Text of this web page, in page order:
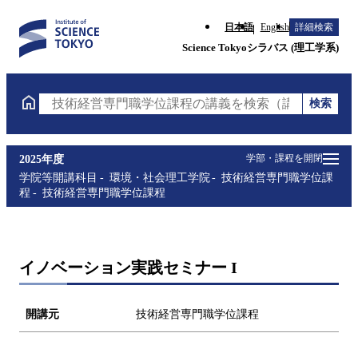
日本語 English 詳細検索
Science Tokyoシラバス (理工学系)
技術経営専門職学位課程の講義を検索（講義名・科
検索
学部・課程を開閉
2025年度
学院等開講科目
環境・社会理工学院
技術経営専門職学位課
程
技術経営専門職学位課程
イノベーション実践セミナー I
開講元 技術経営専門職学位課程